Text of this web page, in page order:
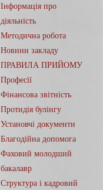
Інформація про
діяльність
Методична робота
Новини закладу
ПРАВИЛА ПРИЙОМУ
Професії
Фінансова звітність
Протидія булінгу
Установчі документи
Благодійна допомога
Фаховий молодший
бакалавр
Структура і кадровий